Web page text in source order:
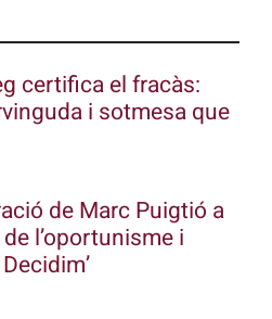
certifica el fracàs:
i sotmesa que
de Marc Puigtió a
l’oportunisme i